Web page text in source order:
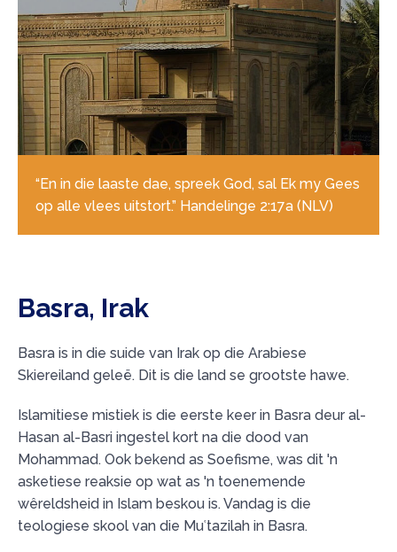
“En in die laaste dae, spreek God, sal Ek my Gees
op alle vlees uitstort.” Handelinge 2:17a (NLV)
Basra, Irak
Basra is in die suide van Irak op die Arabiese
Skiereiland geleë. Dit is die land se grootste hawe.
Islamitiese mistiek is die eerste keer in Basra deur al-
Hasan al-Basri ingestel kort na die dood van
Mohammad. Ook bekend as Soefisme, was dit 'n
asketiese reaksie op wat as 'n toenemende
wêreldsheid in Islam beskou is. Vandag is die
teologiese skool van die Muʿtazilah in Basra.